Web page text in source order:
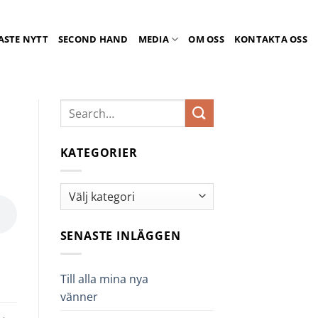
NYTT SECOND HAND MEDIA OM OSS KONTAKTA OSS
KATEGORIER
Kategorier
SENASTE INLÄGGEN
Till alla mina nya
vänner